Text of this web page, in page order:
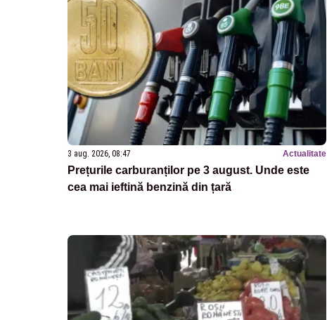
3 aug. 2026, 08:47 Actualitate
Prețurile carburanților pe 3 august. Unde este
cea mai ieftină benzină din țară